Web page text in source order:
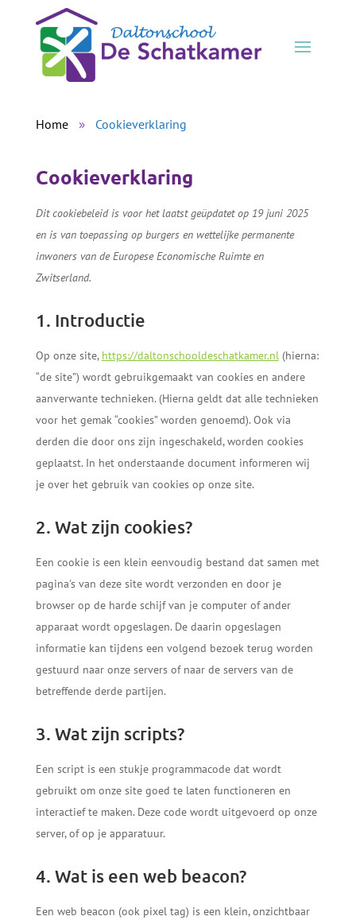
Home 9 Cookieverklaring
Cookieverklaring
Dit cookiebeleid is voor het laatst geüpdatet op 19 juni 2025
en is van toepassing op burgers en wettelijke permanente
inwoners van de Europese Economische Ruimte en
Zwitserland.
1. Introductie
Op onze site, https://daltonschooldeschatkamer.nl(hierna:
“de site”) wordt gebruikgemaakt van cookies en andere
aanverwante technieken. (Hierna geldt dat alle technieken
voor het gemak “cookies” worden genoemd). Ook via
derden die door ons zijn ingeschakeld, worden cookies
geplaatst. In het onderstaande document informeren wij
je over het gebruik van cookies op onze site.
2. Wat zijn cookies?
Een cookie is een klein eenvoudig bestand dat samen met
pagina's van deze site wordt verzonden en door je
browser op de harde schijf van je computer of ander
apparaat wordt opgeslagen. De daarin opgeslagen
informatie kan tijdens een volgend bezoek terug worden
gestuurd naar onze servers of naar de servers van de
betreffende derde partijen.
3. Wat zijn scripts?
Een script is een stukje programmacode dat wordt
gebruikt om onze site goed te laten functioneren en
interactief te maken. Deze code wordt uitgevoerd op onze
server, of op je apparatuur.
4. Wat is een web beacon?
Een web beacon (ook pixel tag) is een klein, onzichtbaar